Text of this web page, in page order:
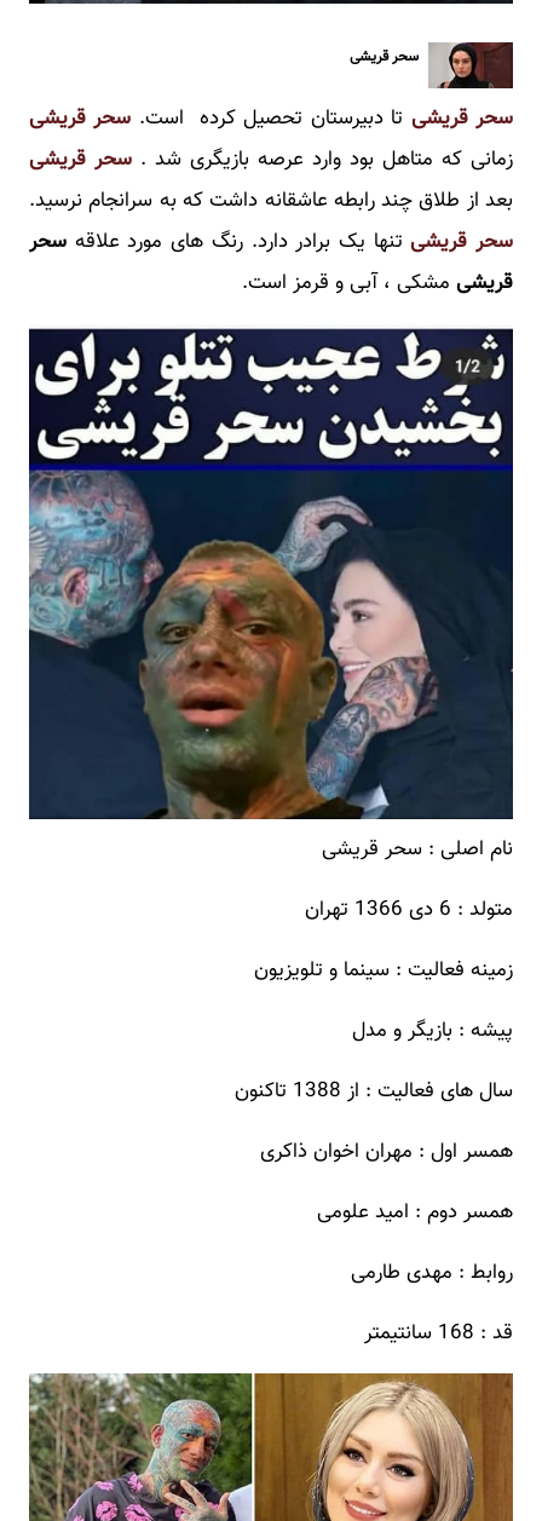
سحر قریشی
سحر قریشی تا دبیرستان تحصیل کرده است. سحر قریشی
زمانی که متاهل بود وارد عرصه بازیگری شد . سحر قریشی
بعد از طلاق چند رابطه عاشقانه داشت که به سرانجام نرسید.
سحر قریشیتنها یک برادر دارد. رنگ های مورد علاقه سحر
قریشی مشکی ، آبی و قرمز است.
نام اصلی : سحر قریشی
متولد : 6 دی 1366 تهران
زمینه فعالیت : سینما و تلویزیون
پیشه : بازیگر و مدل
سال های فعالیت : از 1388 تاکنون
همسر اول : مهران اخوان ذاکری
همسر دوم : امید علومی
روابط : مهدی طارمی
قد : 168 سانتیمتر